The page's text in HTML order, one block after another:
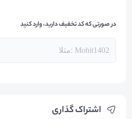
اشتراک گذاری
در صورتی که کد تخفیف دارید، وارد کنید